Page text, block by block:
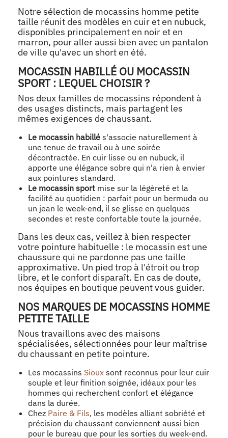
Notre sélection de mocassins homme petite
taille réunit des modèles en cuir et en nubuck,
disponibles principalement en noir et en
marron, pour aller aussi bien avec un pantalon
de ville qu'avec un short en été.
MOCASSIN HABILLÉ OU MOCASSIN
SPORT : LEQUEL CHOISIR ?
Nos deux familles de mocassins répondent à
des usages distincts, mais partagent les
mêmes exigences de chaussant.
Le mocassin habillé s'associe naturellement à
une tenue de travail ou à une soirée
décontractée. En cuir lisse ou en nubuck, il
apporte une élégance sobre qui n'a rien à envier
aux pointures standard.
Le mocassin sport mise sur la légèreté et la
facilité au quotidien : parfait pour un bermuda ou
un jean le week-end, il se glisse en quelques
secondes et reste confortable toute la journée.
Dans les deux cas, veillez à bien respecter
votre pointure habituelle : le mocassin est une
chaussure qui ne pardonne pas une taille
approximative. Un pied trop à l'étroit ou trop
libre, et le confort disparaît. En cas de doute,
nos équipes en boutique peuvent vous guider.
NOS MARQUES DE MOCASSINS HOMME
PETITE TAILLE
Nous travaillons avec des maisons
spécialisées, sélectionnées pour leur maîtrise
du chaussant en petite pointure.
Les mocassins Sioux sont reconnus pour leur cuir
souple et leur finition soignée, idéaux pour les
hommes qui recherchent confort et élégance
dans la durée.
Chez Paire & Fils, les modèles alliant sobriété et
précision du chaussant conviennent aussi bien
pour le bureau que pour les sorties du week-end.